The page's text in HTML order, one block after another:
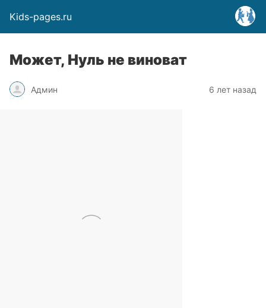
Kids-pages.ru
Может, Нуль не виноват
Админ 6 лет назад